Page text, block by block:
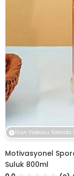
Ürün Videosu Yakında
Motivasyonel
Suluk 800ml